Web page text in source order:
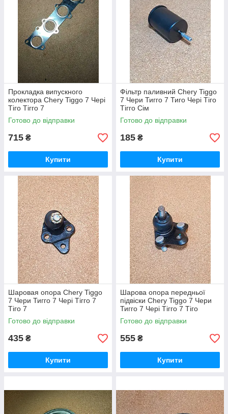
Прокладка випускного
колектора Chery Tiggo 7 Чері
Тіго Тігго 7
Готово до відправки
715 ₴
Купити
Фільтр паливний Chery Tiggo
7 Чери Тигго 7 Тиго Чері Тіго
Тігго Сім
Готово до відправки
185 ₴
Купити
Шаровая опора Chery Tiggo
7 Чери Тигго 7 Чері Тігго 7
Тіго 7
Готово до відправки
435 ₴
Купити
Шарова опора передньої
підвіски Chery Tiggo 7 Чери
Тигго 7 Чері Тігго 7 Тіго
Готово до відправки
555 ₴
Купити